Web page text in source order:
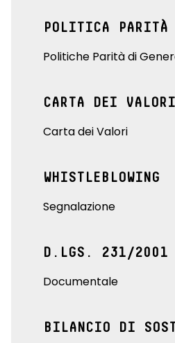
POLITICA PARITÀ
Politiche Parità di
CARTA DEI VALORI
Carta dei Valori
WHISTLEBLOWING
Segnalazione
D.LGS. 231/2001
Documentale
BILANCIO DI